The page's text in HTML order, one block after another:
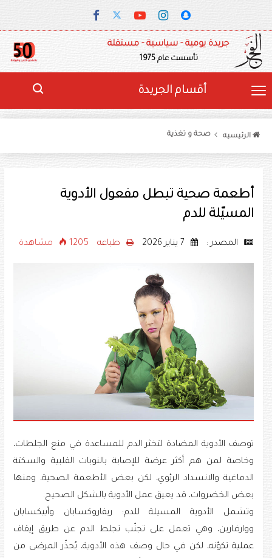
جريدة يومية - سياسية - مستقلة
تأسست عام 1975
أقسام الجريدة
الرئيسيه صحة و تغذية
أطعمة صحية تبطل مفعول الأدوية
المسيّلة للدم
المصدر : طباعه 1205 مشاهدة
توصف الأدوية المضادة لتخثر الدم للمساعدة في منع الجلطات،
وخاصة لمن هم أكثر عرضة للإصابة بالنوبات القلبية والسكتة
الدماغية والانسداد الرئوي، لكن بعض الأطعمة الصحية، ومنها
بعض الخضروات، قد يعيق عمل الأدوية بالشكل الصحيح.
وتشمل الأدوية المسيلة للدم: ريفاروكسابان وأبيكسابان
ووارفارين، وهي تعمل على تجنّب تجلط الدم عن طريق إيقاف
عملية تكوّنه، لكن في حال وصف هذه الأدوية، يُحذّر المرضى من